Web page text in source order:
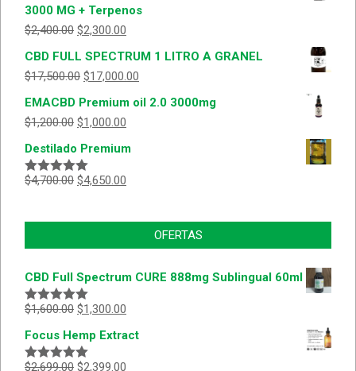
3000 MG + Terpenos
$2,400.00 $2,300.00
CBD FULL SPECTRUM 1 LITRO A GRANEL
$17,500.00 $17,000.00
EMACBD Premium oil 2.0 3000mg
$1,200.00 $1,000.00
Destilado Premium
Valorado
$4,700.00 $4,650.00
OFERTAS
CBD Full Spectrum CURE 888mg Sublingual 60ml
Valorado
5
$1,600.00 $1,300.00
Focus Hemp Extract
$2,699.00 $2,399.00